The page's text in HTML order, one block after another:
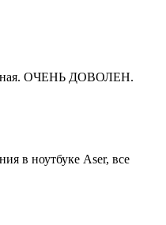
ОЧЕНЬ ДОВОЛЕН.
в ноутбуке Aser, все